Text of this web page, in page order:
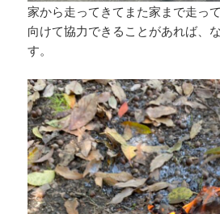
家から走ってきてまた家まで走っ
向けて協力できることがあれば、
す。